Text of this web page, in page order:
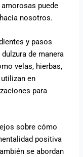
puede
nosotros.
y pasos
de manera
velas, hierbas,
en
para
sobre cómo
positiva
se abordan